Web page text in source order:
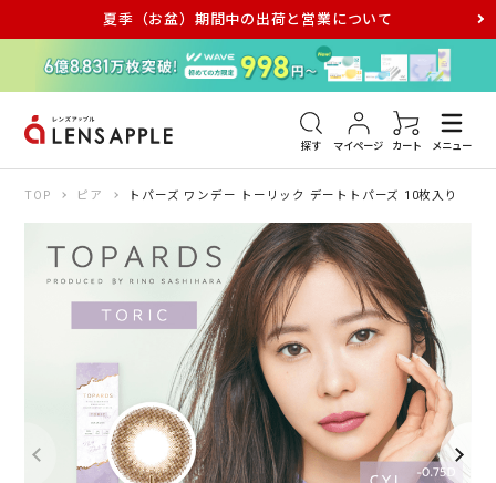
夏季（お盆）期間中の出荷と営業について
探す マイページ カート メニュー
アキュビュー メダリスト メガネ
TOP ピア トパーズ ワンデー トーリック デートトパーズ 10枚入り